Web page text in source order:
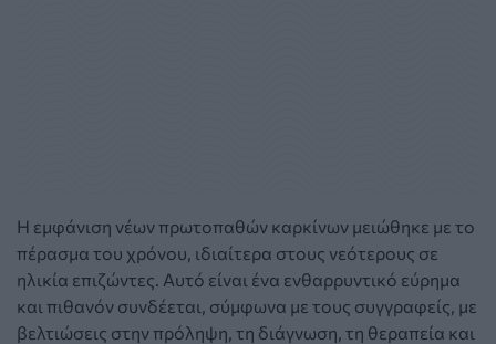
Η εμφάνιση νέων πρωτοπαθών καρκίνων μειώθηκε με το
πέρασμα του χρόνου, ιδιαίτερα στους νεότερους σε
ηλικία επιζώντες. Αυτό είναι ένα ενθαρρυντικό εύρημα
και πιθανόν συνδέεται, σύμφωνα με τους συγγραφείς, με
βελτιώσεις στην πρόληψη, τη διάγνωση, τη θεραπεία και